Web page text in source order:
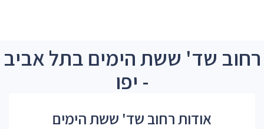
רחוב שד' ששת הימים בתל אביב
- יפו
אודות רחוב שד' ששת הימים